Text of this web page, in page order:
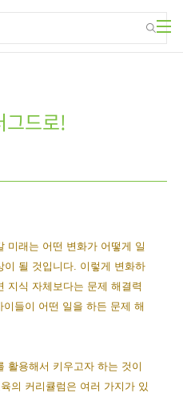
그드로!
미래는 어떤 변화가 어떻게 일
이 될 것입니다. 이렇게 변화하
지식 자체보다는 문제 해결력
들이 어떤 일을 하든 문제 해
활용해서 키우고자 하는 것이
의 커리큘럼은 여러 가지가 있